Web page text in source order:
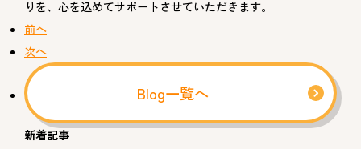
りを、心を込めてサポートさせていただきます。
前へ
次へ
Blog一覧へ
新着記事